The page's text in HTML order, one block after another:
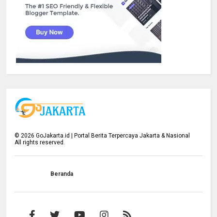
©2026 GoJakarta.id | Portal Berita Terpercaya Jakarta & Nasional
All rights reserved.
Beranda